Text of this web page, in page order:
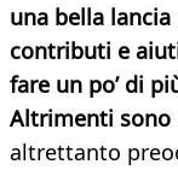
una bella
contributi e
fare un po’ di
Altrimenti sono
altrettanto